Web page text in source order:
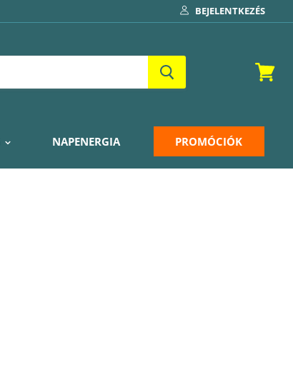
BEJELENTKEZÉS
NAPENERGIA PROMÓCIÓK